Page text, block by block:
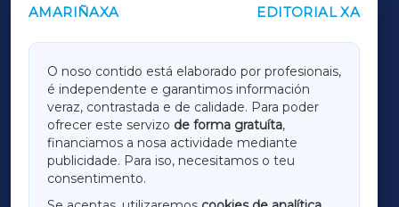
AMARIÑAXA EDITORIAL XA
O noso contido está elaborado por profesionais,
é independente e garantimos información
veraz, contrastada e de calidade. Para poder
ofrecer este servizo de forma gratuíta,
financiamos a nosa actividade mediante
publicidade. Para iso, necesitamos o teu
consentimento.
OUTROS PERIÓDICOS
LUGOXA
TERRACHAXA